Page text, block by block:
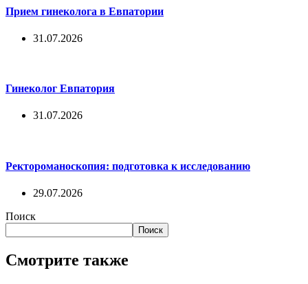
Прием гинеколога в Евпатории
31.07.2026
Гинеколог Евпатория
31.07.2026
Ректороманоскопия: подготовка к исследованию
29.07.2026
Поиск
Поиск
Смотрите также